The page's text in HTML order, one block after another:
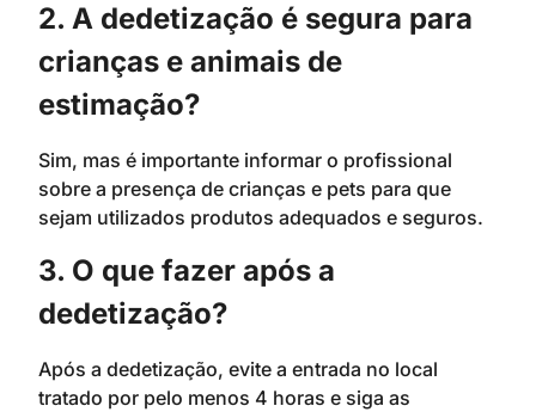
2. A dedetização é segura para
crianças e animais de
estimação?
Sim, mas é importante informar o profissional
sobre a presença de crianças e pets para que
sejam utilizados produtos adequados e seguros.
3. O que fazer após a
dedetização?
Após a dedetização, evite a entrada no local
tratado por pelo menos 4 horas e siga as